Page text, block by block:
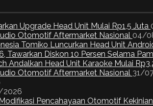
Upgrade Head Unit Mulai Rp1,5 Juta
Otomotif Aftermarket Nasional 04/
Tomiko Luncurkan Head Unit
Tawarkan Diskon 10 Persen Selama
Andalkan Head Unit Karaoke Mulai
Otomotif Aftermarket Nasional 31/
2026
Pencahayaan Otomotif Kekinian